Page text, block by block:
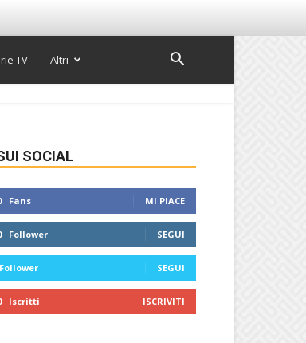
TV Altri
SOCIAL
Fans MI PIACE
Follower SEGUI
Follower SEGUI
Iscritti ISCRIVITI